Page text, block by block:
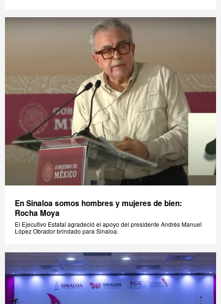
En Sinaloa somos hombres y mujeres de bien:
Rocha Moya
El Ejecutivo Estatal agradeció el apoyo del presidente Andrés Manuel
López Obrador brindado para Sinaloa.